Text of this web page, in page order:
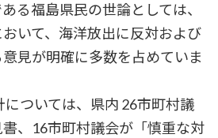
る福島県民の世論としては、
いて、海洋放出に反対および
見が明確に多数を占めていま
ついては、県内 26市町村議
、16市町村議会が「慎重な対